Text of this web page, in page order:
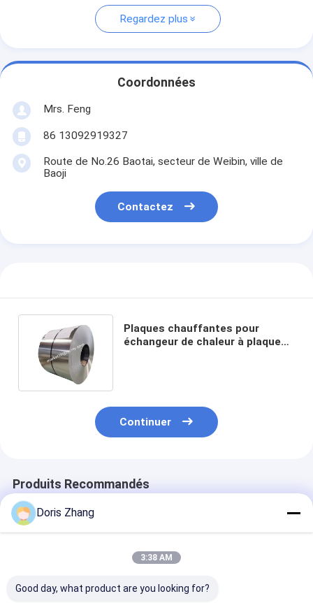
Regardez plus
Coordonnées
Mrs. Feng
86 13092919327
Route de No.26 Baotai, secteur de Weibin, ville de
Baoji
Contactez
Plaques chauffantes pour
échangeur de chaleur à plaques
Continuer
Produits Recommandés
Doris Zhang
3:38 AM
Good day, what product are you looking for?